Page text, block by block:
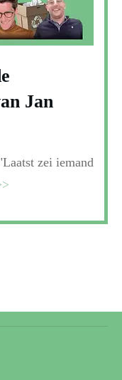
Jan
zei iemand